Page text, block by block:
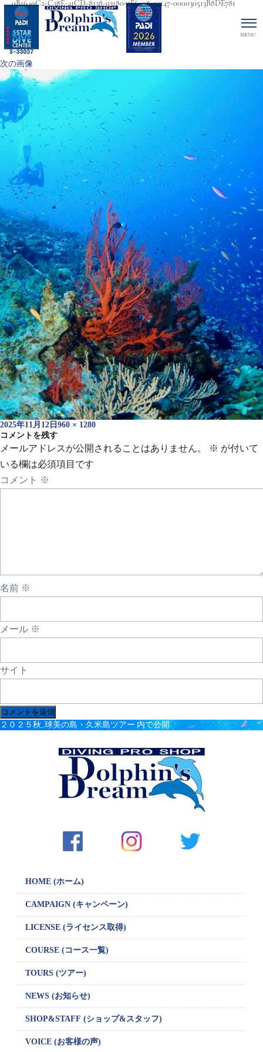
次の画像
0B1649C2-C38E-41CD-8138-0318051E6408-91147-000030513B8DE781
投
稿
日:
2025年11月12日 フ
ル
サ
ズ
960 × 1280
コメントを残す
メールアドレスが公開されることはありません。 ※ が付いて
いる欄は必須項目です
コメント ※
名前 ※
メール ※
サイト
投２０２５秋_球美の島・久米島ツアー 内で公開
HOME (ホーム)
CAMPAIGN (キャンペーン)
LICENSE (ライセンス取得)
COURSE (コース一覧)
TOURS (ツアー)
NEWS (お知らせ)
SHOP&STAFF (ショップ&スタッフ)
VOICE (お客様の声)